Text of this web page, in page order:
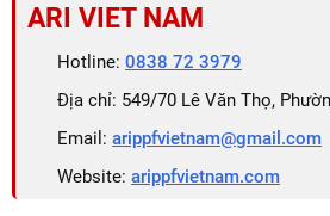
ARI VIET NAM
Hotline: 0838 72 3979
Địa chỉ: 549/70 Lê Văn Thọ,
Email: arippfvietnam@gmail.com
Website: arippfvietnam.com